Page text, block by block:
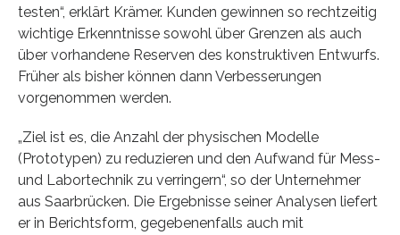
testen“, erklärt Krämer. Kunden gewinnen so rechtzeitig
wichtige Erkenntnisse sowohl über Grenzen als auch
über vorhandene Reserven des konstruktiven Entwurfs.
Früher als bisher können dann Verbesserungen
vorgenommen werden.
„Ziel ist es, die Anzahl der physischen Modelle
(Prototypen) zu reduzieren und den Aufwand für Mess-
und Labortechnik zu verringern“, so der Unternehmer
aus Saarbrücken. Die Ergebnisse seiner Analysen liefert
er in Berichtsform, gegebenenfalls auch mit